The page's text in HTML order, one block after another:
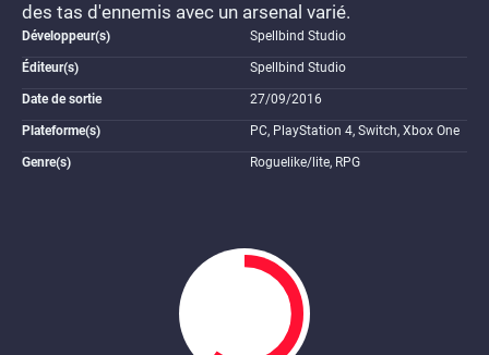
des tas d'ennemis avec un arsenal varié.
Développeur(s) Spellbind Studio
Éditeur(s) Spellbind Studio
Date de sortie 27/09/2016
Plateforme(s) PC, PlayStation 4, Switch, Xbox One
Genre(s) Roguelike/lite, RPG